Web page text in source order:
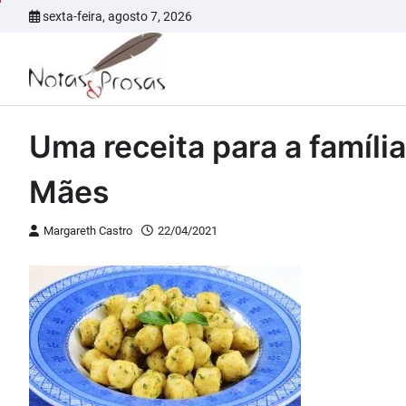
sexta-feira, agosto 7, 2026
Uma receita para a
Mães
Margareth Castro 22/04/2021